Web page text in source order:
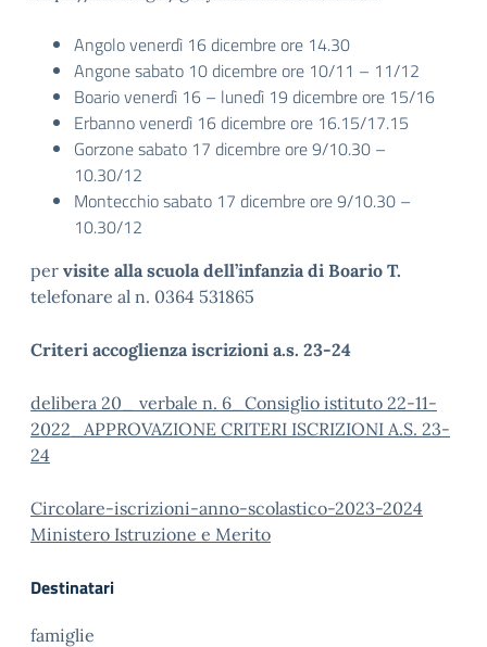
Angolo venerdì 16 dicembre ore 14.30
Angone sabato 10 dicembre ore 10/11 – 11/12
Boario venerdì 16 – lunedì 19 dicembre ore 15/16
Erbanno venerdì 16 dicembre ore 16.15/17.15
Gorzone sabato 17 dicembre ore 9/10.30 –
10.30/12
Montecchio sabato 17 dicembre ore 9/10.30 –
10.30/12
per visite alla scuola dell’infanzia di Boario T.
telefonare al n. 0364 531865
Criteri accoglienza iscrizioni a.s. 23-24
delibera 20_ verbale n. 6_Consiglio istituto 22-11-
2022_APPROVAZIONE CRITERI ISCRIZIONI A.S. 23-
24
Circolare-iscrizioni-anno-scolastico-2023-2024
Ministero Istruzione e Merito
Destinatari
famiglie